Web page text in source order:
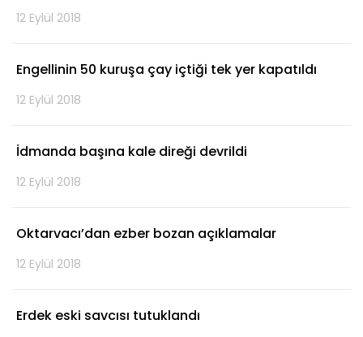
12 Eylül 2018
Engellinin 50 kuruşa çay içtiği tek yer kapatıldı
12 Eylül 2018
İdmanda başına kale direği devrildi
12 Eylül 2018
Oktarvacı’dan ezber bozan açıklamalar
12 Eylül 2018
Erdek eski savcısı tutuklandı